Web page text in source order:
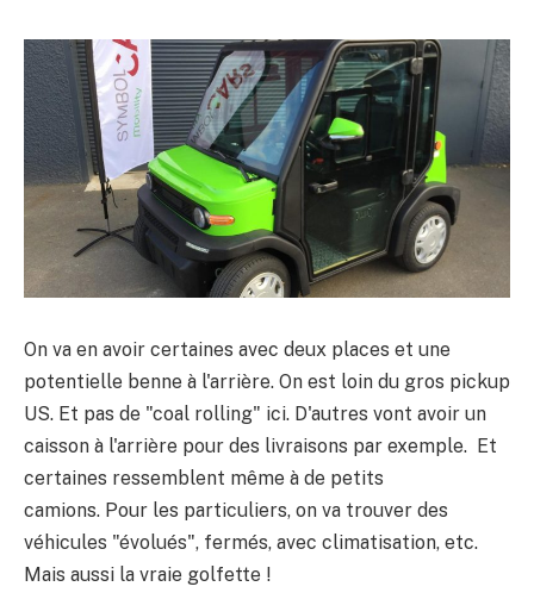
On va en avoir certaines avec deux places et une
potentielle benne à l'arrière. On est loin du gros pickup
US. Et pas de "coal rolling" ici. D'autres vont avoir un
caisson à l'arrière pour des livraisons par exemple. Et
certaines ressemblent même à de petits
camions. Pour les particuliers, on va trouver des
véhicules "évolués", fermés, avec climatisation, etc.
Mais aussi la vraie golfette !